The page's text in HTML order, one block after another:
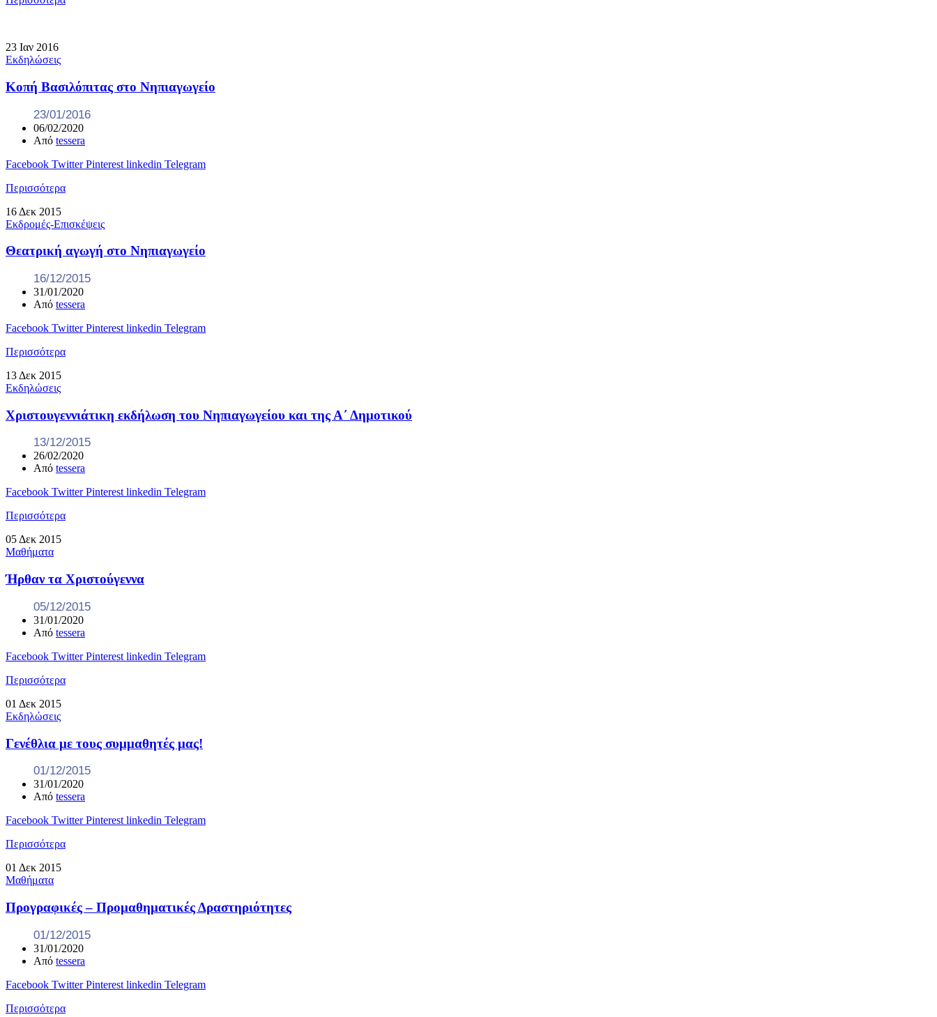
23 Ιαν 2016
Εκδηλώσεις
Κοπή Βασιλόπιτας στο Νηπιαγωγείο
23/01/2016
06/02/2020
Από tessera
Facebook Twitter Pinterest linkedin Telegram
Περισσότερα
16 Δεκ 2015
Εκδρομές-Επισκέψεις
Θεατρική αγωγή στο Νηπιαγωγείο
16/12/2015
31/01/2020
Από tessera
Facebook Twitter Pinterest linkedin Telegram
Περισσότερα
13 Δεκ 2015
Εκδηλώσεις
Χριστουγεννιάτικη εκδήλωση του Νηπιαγωγείου και της Α΄ Δημοτικού
13/12/2015
26/02/2020
Από tessera
Facebook Twitter Pinterest linkedin Telegram
Περισσότερα
05Δεκ 2015
Μαθήματα
Ήρθαν τα Χριστούγεννα
05/12/2015
31/01/2020
Από tessera
Facebook Twitter Pinterest linkedin Telegram
Περισσότερα
01 Δεκ 2015
Εκδηλώσεις
Γενέθλια με τους συμμαθητές μας!
01/12/2015
31/01/2020
Από tessera
Facebook Twitter Pinterest linkedin Telegram
Περισσότερα
01 Δεκ 2015
Μαθήματα
Προγραφικές – Προμαθηματικές Δραστηριότητες
01/12/2015
31/01/2020
Από tessera
Facebook Twitter Pinterest linkedin Telegram
Περισσότερα